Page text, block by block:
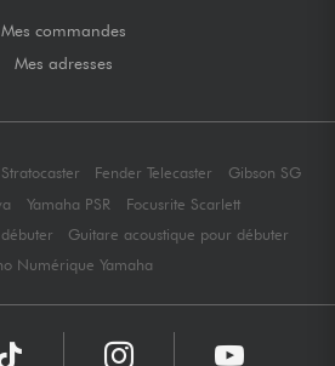
Mes commandes
Mes adresses
Fender Telecaster
Gibson SG
Yamaha PSR
Focusrite Scarlett
Guitare acoustique pour débuter
Numérique Yamaha